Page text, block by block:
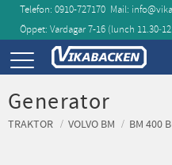
Meny
Telefon: 0910-727170 Mail:
Öppet: Vardagar 7-16 (lunch
Generator
TRAKTOR VOLVO BM BM 400